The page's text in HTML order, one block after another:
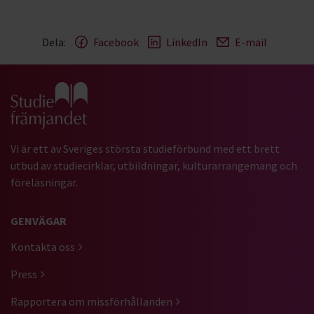
Dela: Facebook LinkedIn E-mail
Gå till studiefrämjandets startsida
Vi är ett av Sveriges största studieförbund med ett brett
utbud av studiecirklar, utbildningar, kulturarrangemang och
föreläsningar.
GENVÄGAR
Kontakta oss
Press
Rapportera om missförhållanden